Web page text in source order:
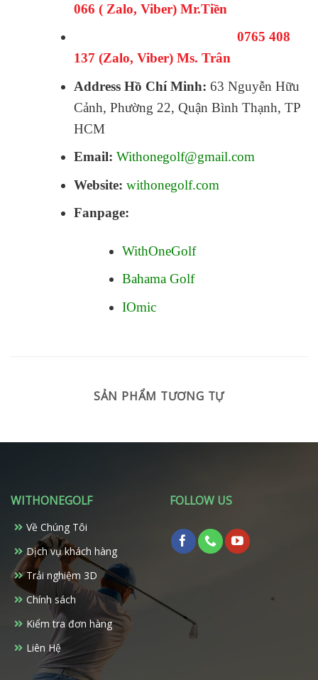
066 ( Zalo, Viber) Mr.Tiền
0765 408
137 (Zalo, Viber) Ms. Trân
Address Hồ Chí Minh: 63 Nguyễn Hữu
Cảnh, Phường 22, Quận Bình Thạnh, TP
HCM
Email: Withonegolf@gmail.com
Website: withonegolf.com
Fanpage:
WithOneGolf
Bahama Golf
IOmic
SẢN PHẨM TƯƠNG TỰ
WITHONEGOLF
Về Chúng Tôi
Dịch vụ khách hàng
Trải nghiệm 3D
Chính sách
Kiểm tra đơn hàng
Liên Hệ
FOLLOW US